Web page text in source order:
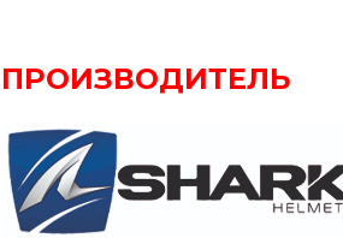
ПРОИЗВОДИТЕЛЬ